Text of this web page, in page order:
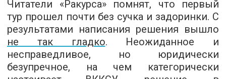
Читатели «Ракурса» помнят, что первый
тур прошел почти без сучка и задоринки. С
результатами написания решения вышло
не так гладко. Неожиданное и
несправедливое, но юридически
безупречное, на чем категорически